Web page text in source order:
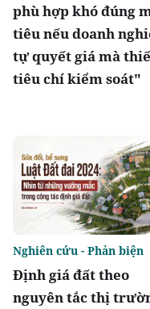
phù hợp khó đúng
tiêu nếu doanh
tự quyết giá mà
tiêu chí kiểm soát"
Định giá đất theo
nguyên tắc thị
Nghiên cứu - Phản biện